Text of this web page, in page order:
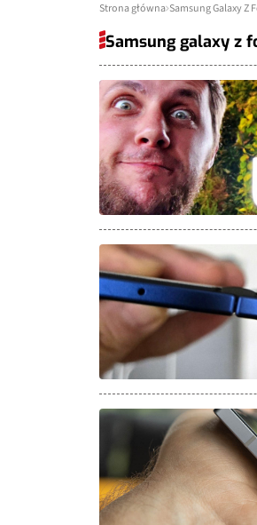
Strona główna Samsung Galaxy Z
Samsung galaxy z